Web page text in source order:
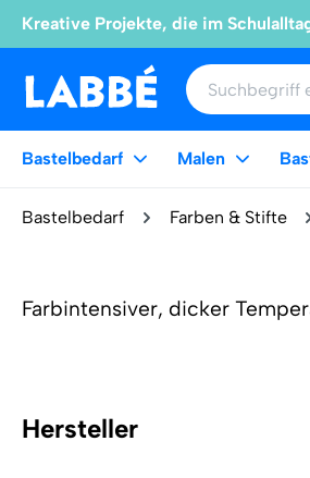
Kreative Projekte, die im
Bastelbedarf Malen
Bastelbedarf Farben & Stifte
Farbintensiver, dicker
Hersteller